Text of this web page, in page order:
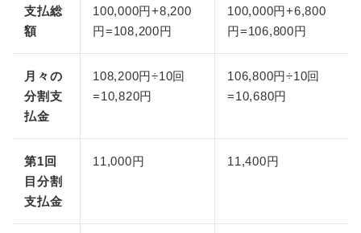
支払総
額
100,000円+8,200
円=108,200円
100,000円+6,800
円=106,800円
月々の
分割支
払金
108,200円÷10回
=10,820円
106,800円÷10回
=10,680円
第1回
目分割
支払金
11,000円 11,400円